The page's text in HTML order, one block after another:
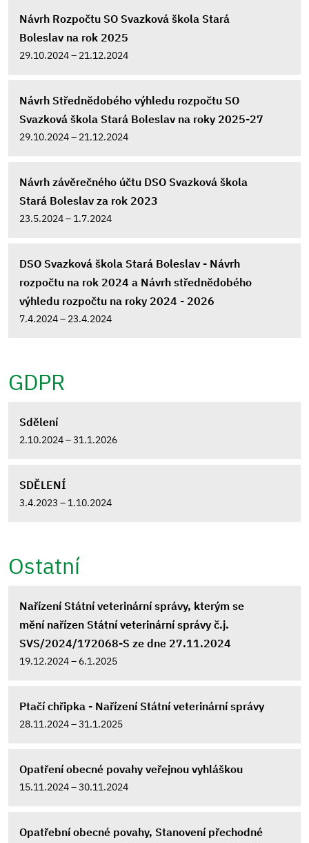
Návrh Rozpočtu SO Svazková škola Stará
Boleslav na rok 2025
29.10.2024 – 21.12.2024
Návrh Střednědobého výhledu rozpočtu SO
Svazková škola Stará Boleslav na roky 2025-27
29.10.2024 – 21.12.2024
Návrh závěrečného účtu DSO Svazková škola
Stará Boleslav za rok 2023
23.5.2024 – 1.7.2024
DSO Svazková škola Stará Boleslav - Návrh
rozpočtu na rok 2024 a Návrh střednědobého
výhledu rozpočtu na roky 2024 - 2026
7.4.2024 – 23.4.2024
GDPR
Sdělení
2.10.2024 – 31.1.2026
SDĚLENÍ
3.4.2023 – 1.10.2024
Ostatní
Nařízení Státní veterinární správy, kterým se
mění nařízen Státní veterinární správy č.j.
SVS/2024/172068-S ze dne 27.11.2024
19.12.2024 – 6.1.2025
Ptačí chřipka - Nařízení Státní veterinární správy
28.11.2024 – 31.1.2025
Opatření obecné povahy veřejnou vyhláškou
15.11.2024 – 30.11.2024
Opatřební obecné povahy, Stanovení přechodné